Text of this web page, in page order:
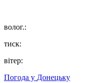
волог.:
тиск:
вітер:
Погода у Донецьку